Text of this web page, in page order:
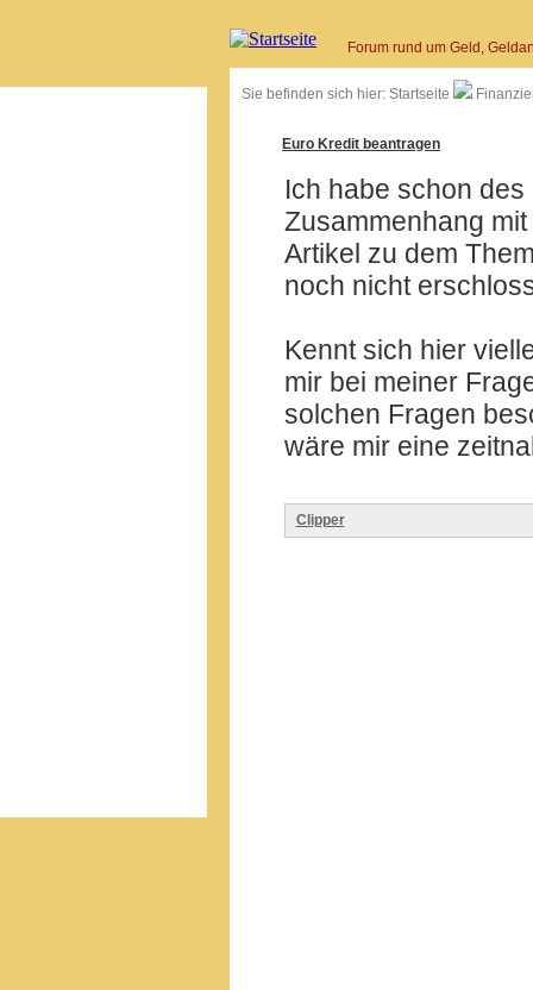
Forum rund um Geld,
Sie befinden sich hier: Startseite
Euro Kredit beantragen
Ich habe schon
Zusammenhang
Artikel zu dem
noch nicht
Kennt sich hier
mir bei meiner
solchen Fragen
wäre mir eine
Clipper